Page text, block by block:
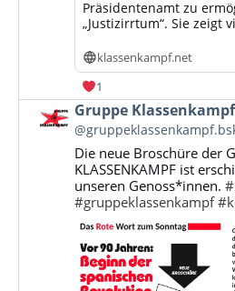
Präsidentenamt zu
„Justizirrtum“. Sie zeigt
klassenkampf.net
1
Beitrag
von
Gruppe
Klassenkampf
Bluesky
ansehen
Gruppe Klassenkampf
Die neue Broschüre der
KLASSENKAMPF ist
unseren Genoss*innen.
#gruppeklassenkampf